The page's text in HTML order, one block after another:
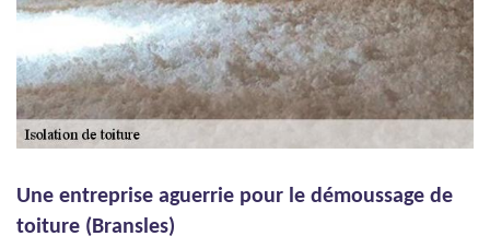
Une entreprise aguerrie pour le démoussage de
toiture (Bransles)